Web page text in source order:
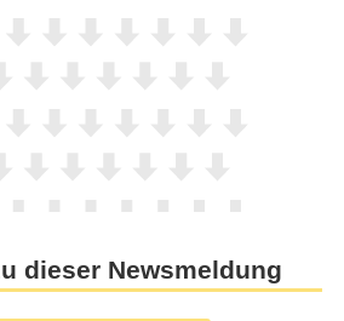
dieser Newsmeldung